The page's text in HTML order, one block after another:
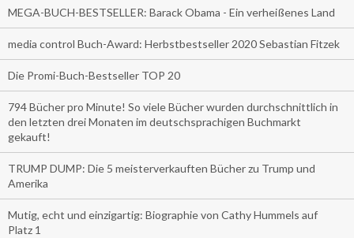
MEGA-BUCH-BESTSELLER: Barack Obama - Ein verheißenes Land
media control Buch-Award: Herbstbestseller 2020 Sebastian Fitzek
Die Promi-Buch-Bestseller TOP 20
794 Bücher pro Minute! So viele Bücher wurden durchschnittlich in
den letzten drei Monaten im deutschsprachigen Buchmarkt
gekauft!
TRUMP DUMP: Die 5 meisterverkauften Bücher zu Trump und
Amerika
Mutig, echt und einzigartig: Biographie von Cathy Hummels auf
Platz 1